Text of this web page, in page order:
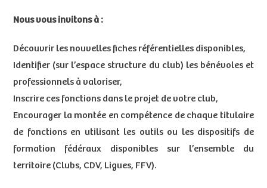
Nous vous invitons à :
Découvrir les nouvelles fiches référentielles disponibles,
Identifier (sur l’espace structure du club) les bénévoles et
professionnels à valoriser,
Inscrire ces fonctions dans le projet de votre club,
Encourager la montée en compétence de chaque titulaire
de fonctions en utilisant les outils ou les dispositifs de
formation fédéraux disponibles sur l’ensemble du
territoire (Clubs, CDV, Ligues, FFV).